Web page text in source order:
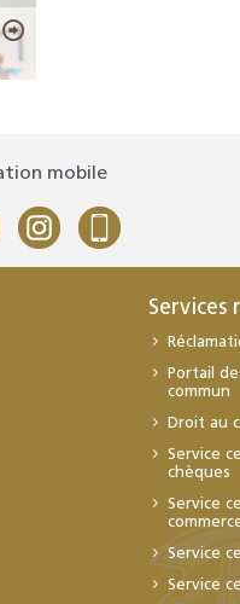
mobile
Services
Portail
commun
Droit au
Service
chèques
Service
Service
Service